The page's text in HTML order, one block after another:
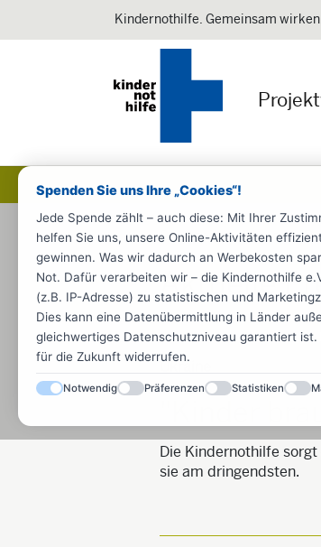
Spenden Sie uns Ihre „Cookies“!
Jede Spende zählt – auch diese: Mit Ihrer
helfen Sie uns, unsere Online-Aktivitäten
gewinnen. Was wir dadurch an Werbekosten
Not. Dafür verarbeiten wir – die Kindernothilfe
(z.B. IP-Adresse) zu statistischen und
Dies kann eine Datenübermittlung in Länder
gleichwertiges Datenschutzniveau garantiert
für die Zukunft widerrufen.
Notwendig Präferenzen Statistiken
Kindernothilfe. Gemeinsam
Startseite Presse
Aktuelle
Ukraine
Die Kindernothilfe
sie am dringendsten.